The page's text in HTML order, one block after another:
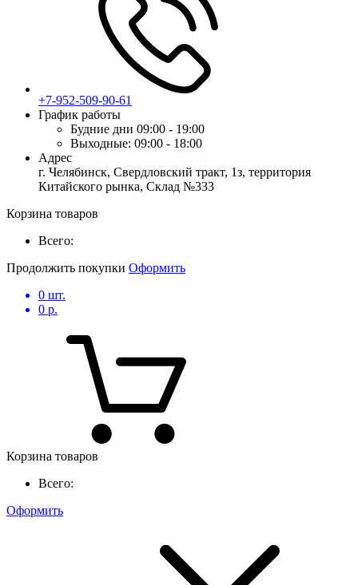
+7-952-509-90-61
График работы
Будние дни 09:00 - 19:00
Выходные: 09:00 - 18:00
Адрес
г. Челябинск, Свердловский тракт, 1з, территория
Китайского рынка, Склад №333
Корзина товаров
Всего:
Продолжить покупки Оформить
0 шт.
0 р.
Корзина товаров
Всего:
Оформить